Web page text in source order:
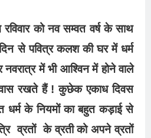
को नव सम्वत वर्ष के साथ
से पवित्र कलश की घर में धर्म
में भी आश्विन में होने वाले
रखते हैं ! कुछेक एकाध दिवस
धर्म के नियमों का बहुत कड़ाई से
व्रतों के व्रती को अपने व्रतों
BREAKING NEWS चंडीगढ़